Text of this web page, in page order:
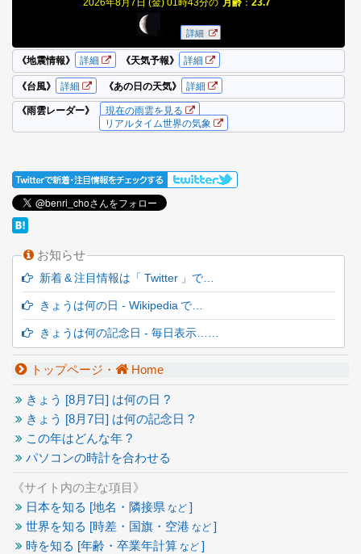
お知らせ
新着 & 注目情報は「 Twitter 」で…
きょうは何の日 - Wikipedia で…
きょうは何の記念日 - 毎日表示……
トップページ・ Home
きょう [8月7日] は何の日 ?
きょう [8月7日] は何の記念日 ?
この年はどんな年 ?
パソコンの時計を合わせる
《サイト内の主な項目》
日本を知る [地名・隣接県 など ]
世界を知る [時差・国旗・空港 など ]
時を知る [年齢・卒業年計算 など ]